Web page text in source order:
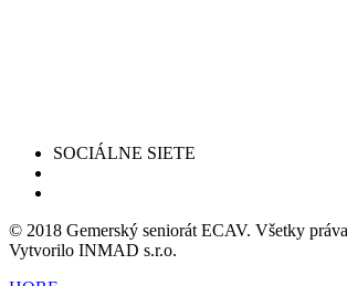
SOCIÁLNE SIETE
© 2018 Gemerský seniorát ECAV. Všetky
Vytvorilo INMAD s.r.o.